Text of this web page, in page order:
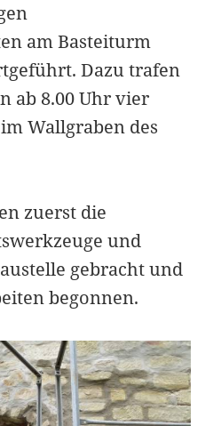
am Basteiturm
Dazu trafen
ab 8.00 Uhr vier
Wallgraben des
zuerst die
und
gebracht und
begonnen.